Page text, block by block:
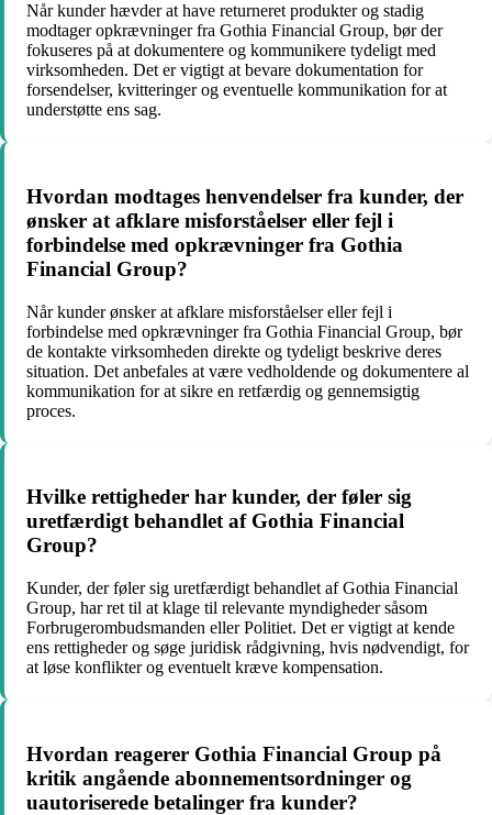
Når kunder hævder at have returneret produkter og stadig
modtager opkrævninger fra Gothia Financial Group, bør der
fokuseres på at dokumentere og kommunikere tydeligt med
virksomheden. Det er vigtigt at bevare dokumentation for
forsendelser, kvitteringer og eventuelle kommunikation for at
understøtte ens sag.
Hvordan modtages henvendelser fra kunder, der
ønsker at afklare misforståelser eller fejl i
forbindelse med opkrævninger fra Gothia
Financial Group?
Når kunder ønsker at afklare misforståelser eller fejl i
forbindelse med opkrævninger fra Gothia Financial Group, bør
de kontakte virksomheden direkte og tydeligt beskrive deres
situation. Det anbefales at være vedholdende og dokumentere al
kommunikation for at sikre en retfærdig og gennemsigtig
proces.
Hvilke rettigheder har kunder, der føler sig
uretfærdigt behandlet af Gothia Financial
Group?
Kunder, der føler sig uretfærdigt behandlet af Gothia Financial
Group, har ret til at klage til relevante myndigheder såsom
Forbrugerombudsmanden eller Politiet. Det er vigtigt at kende
ens rettigheder og søge juridisk rådgivning, hvis nødvendigt, for
at løse konflikter og eventuelt kræve kompensation.
Hvordan reagerer Gothia Financial Group på
kritik angående abonnementsordninger og
uautoriserede betalinger fra kunder?